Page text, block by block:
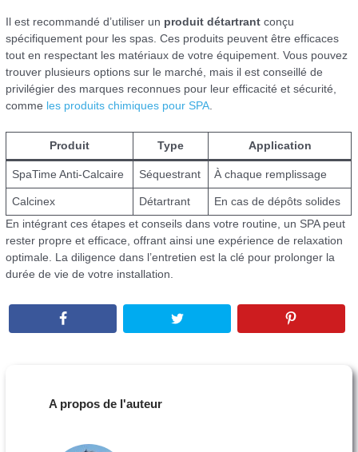
Il est recommandé d’utiliser un produit détartrant conçu
spécifiquement pour les spas. Ces produits peuvent être efficaces
tout en respectant les matériaux de votre équipement. Vous pouvez
trouver plusieurs options sur le marché, mais il est conseillé de
privilégier des marques reconnues pour leur efficacité et sécurité,
comme les produits chimiques pour SPA.
Produit Type Application
SpaTime Anti-Calcaire Séquestrant À chaque remplissage
Calcinex Détartrant
En cas de dépôts solides
En intégrant ces étapes et conseils dans votre routine, un SPA peut
rester propre et efficace, offrant ainsi une expérience de relaxation
optimale. La diligence dans l’entretien est la clé pour prolonger la
durée de vie de votre installation.
A propos de l'auteur